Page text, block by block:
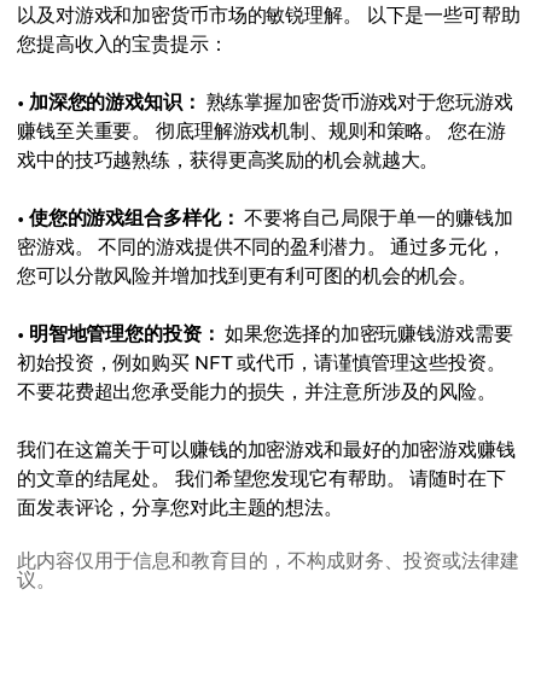
以及对游戏和加密货币市场的敏锐理解。 以下是一些可帮助
您提高收入的宝贵提示：
• 加深您的游戏知识： 熟练掌握加密货币游戏对于您玩游戏
赚钱至关重要。 彻底理解游戏机制、规则和策略。 您在游
戏中的技巧越熟练，获得更高奖励的机会就越大。
• 使您的游戏组合多样化： 不要将自己局限于单一的赚钱加
密游戏。 不同的游戏提供不同的盈利潜力。 通过多元化，
您可以分散风险并增加找到更有利可图的机会的机会。
• 明智地管理您的投资： 如果您选择的加密玩赚钱游戏需要
初始投资，例如购买 NFT 或代币，请谨慎管理这些投资。
不要花费超出您承受能力的损失，并注意所涉及的风险。
我们在这篇关于可以赚钱的加密游戏和最好的加密游戏赚钱
的文章的结尾处。 我们希望您发现它有帮助。 请随时在下
面发表评论，分享您对此主题的想法。
此内容仅用于信息和教育目的，不构成财务、投资或法律建
议。